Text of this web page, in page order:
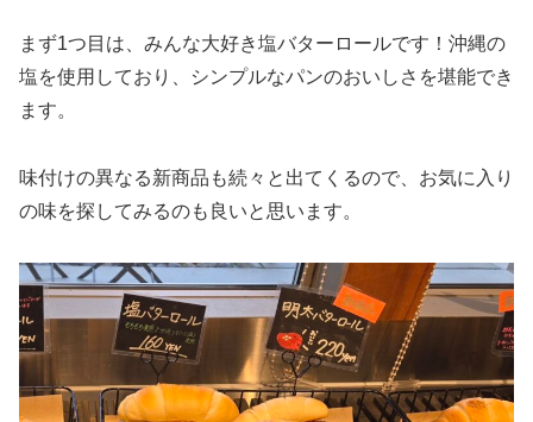
まず1つ目は、みんな大好き塩バターロールです！沖縄の
塩を使用しており、シンプルなパンのおいしさを堪能でき
ます。
味付けの異なる新商品も続々と出てくるので、お気に入り
の味を探してみるのも良いと思います。